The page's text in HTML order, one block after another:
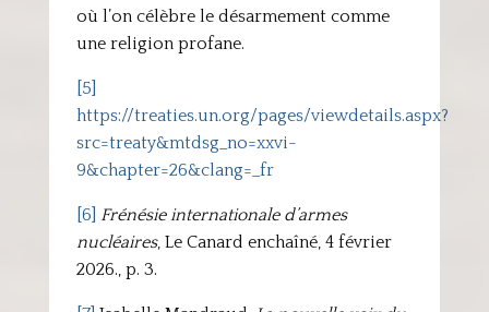
où l’on célèbre le désarmement comme
une religion profane.
[5]
https://treaties.un.org/pages/viewdetails.aspx?
src=treaty&mtdsg_no=xxvi-
9&chapter=26&clang=_fr
[6] Frénésie internationale d’armes
nucléaires, Le Canard enchaîné, 4 février
2026., p. 3.